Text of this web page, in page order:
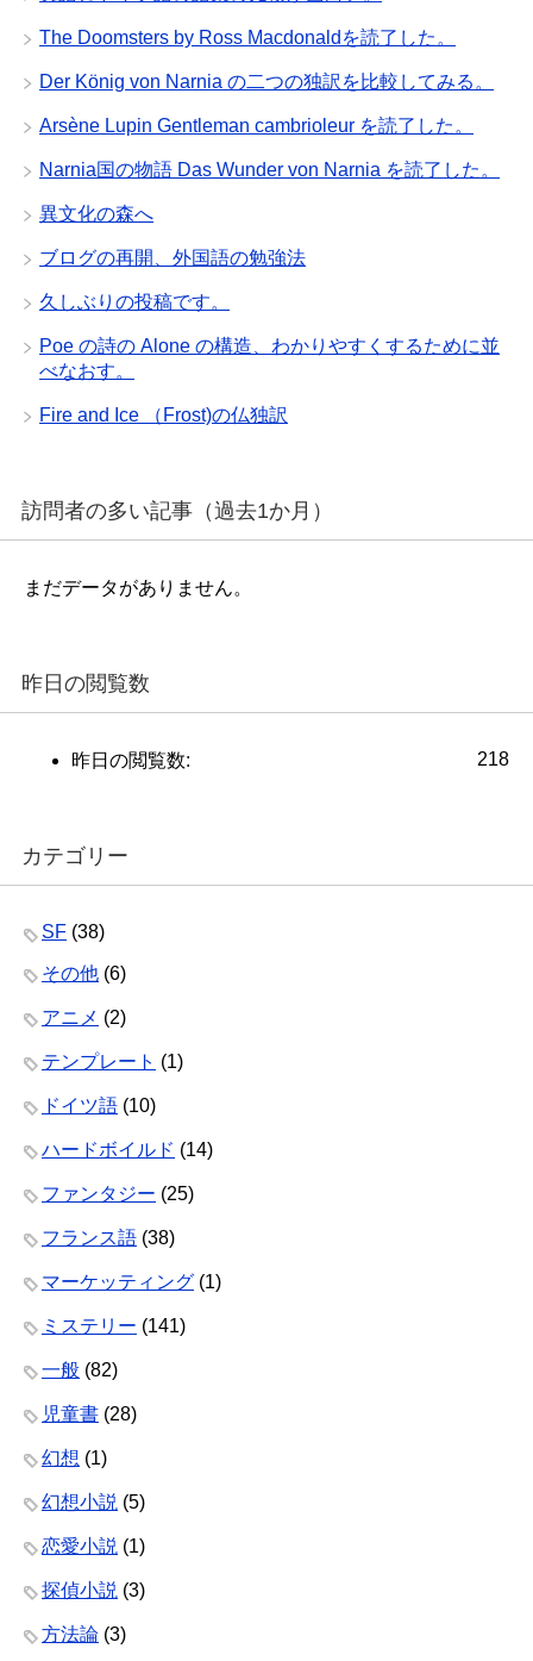
The Doomsters by Ross Macdonaldを読了した。
Der König von Narnia の二つの独訳を比較してみる。
Arsène Lupin Gentleman cambrioleur を読了した。
Narnia国の物語 Das Wunder von Narnia を読了した。
異文化の森へ
ブログの再開、外国語の勉強法
久しぶりの投稿です。
Poe の詩の Alone の構造、わかりやすくするために並
べなおす。
Fire and Ice （Frost)の仏独訳
訪問者の多い記事（過去1か月）
まだデータがありません。
昨日の閲覧数
218
昨日の閲覧数:
カテゴリー
SF (38)
その他 (6)
アニメ (2)
テンプレート (1)
ドイツ語 (10)
ハードボイルド (14)
ファンタジー (25)
フランス語 (38)
マーケッティング (1)
ミステリー (141)
一般 (82)
児童書 (28)
幻想 (1)
幻想小説 (5)
恋愛小説 (1)
探偵小説 (3)
方法論 (3)